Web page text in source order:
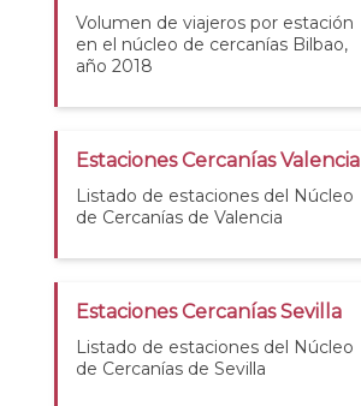
Volumen de viajeros por estación
en el núcleo de cercanías Bilbao,
año 2018
Estaciones Cercanías Valencia
Listado de estaciones del Núcleo
de Cercanías de Valencia
Estaciones Cercanías Sevilla
Listado de estaciones del Núcleo
de Cercanías de Sevilla